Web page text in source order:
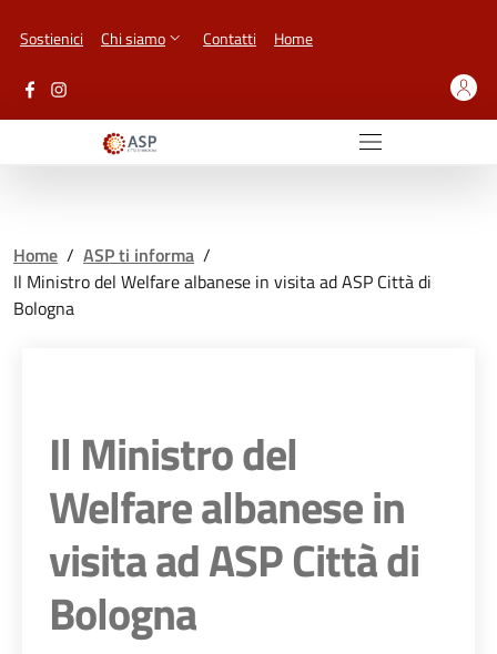
Sostienici Chi siamo Contatti Home
Home / ASP ti informa /
Il Ministro del Welfare albanese in visita ad ASP Città di
Bologna
Il Ministro del
Welfare albanese in
visita ad ASP Città di
Bologna